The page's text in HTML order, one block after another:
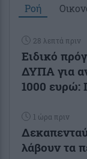
Ροή
28 λεπτά πριν
Ειδικό
ΔΥΠΑ για
1000 ευρώ:
1 ώρα πριν
λάβουν τα